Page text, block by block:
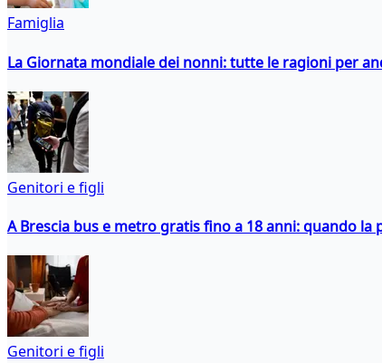
Famiglia
La Giornata mondiale dei nonni: tutte le ragioni per
Genitori e figli
A Brescia bus e metro gratis fino a 18 anni: quando
Genitori e figli